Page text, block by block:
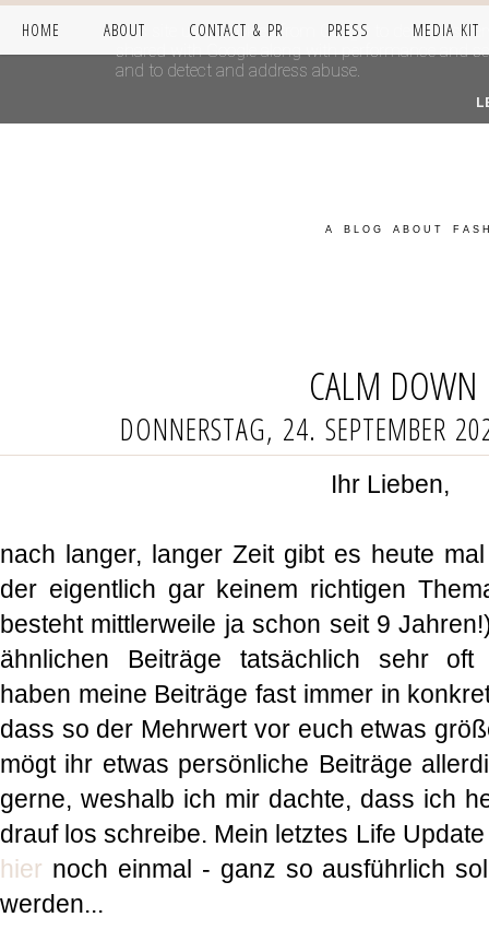
HOME ABOUT CONTACT & PR PRESS MEDIA KIT
A BLOG ABOUT
CALM DOWN
DONNERSTAG, 24. SEPTEMBER
Ihr Lieben,
nach langer, langer Zeit gibt es heute
der eigentlich gar keinem richtigen
besteht mittlerweile ja schon seit 9
ähnlichen Beiträge tatsächlich sehr oft
haben meine Beiträge fast immer in
dass so der Mehrwert vor euch etwas
mögt ihr etwas persönliche Beiträge
gerne, weshalb ich mir dachte, dass ich
drauf los schreibe. Mein letztes Life
hier noch einmal - ganz so ausführlich
werden...
This site uses cookies from Google to deliver its
shared with Google along with performance and
and to detect and address abuse.